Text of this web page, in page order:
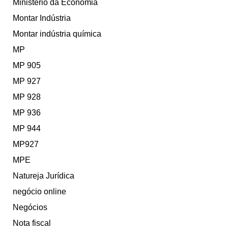
Ministério da Economia
Montar Indústria
Montar indústria química
MP
MP 905
MP 927
MP 928
MP 936
MP 944
MP927
MPE
Natureja Jurídica
negócio online
Negócios
Nota fiscal